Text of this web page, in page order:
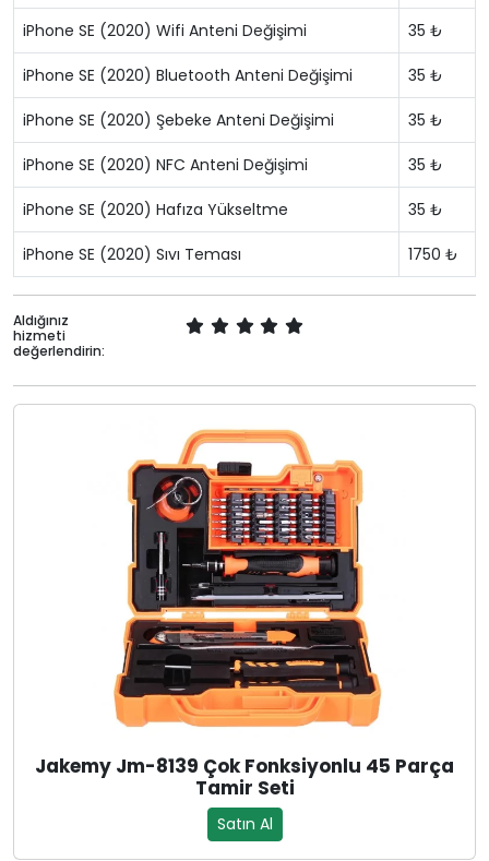
iPhone SE (2020) Wifi Anteni Değişimi 35 ₺
iPhone SE (2020) Bluetooth Anteni Değişimi 35 ₺
iPhone SE (2020) Şebeke Anteni Değişimi 35 ₺
iPhone SE (2020) NFC Anteni Değişimi 35 ₺
iPhone SE (2020) Hafıza Yükseltme 35 ₺
iPhone SE (2020) Sıvı Teması 1750 ₺
Aldığınız
hizmeti
değerlendirin:
Jakemy Jm-8139 Çok Fonksiyonlu 45 Parça
Tamir Seti
Satın Al